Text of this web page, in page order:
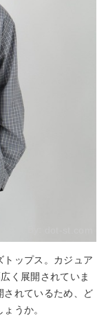
トップス。カジュア
く展開されていま
されているため、ど
うか。